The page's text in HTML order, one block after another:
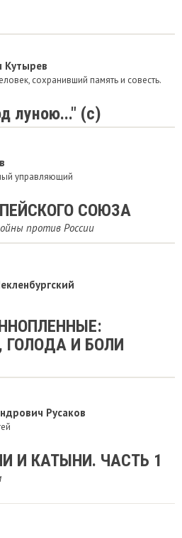
Кутырев
сохранивший память и совесть.
луною..." (с)
управляющий
СОЮЗА
против России
И БОЛИ
Русаков
И КАТЫНИ. ЧАСТЬ 1